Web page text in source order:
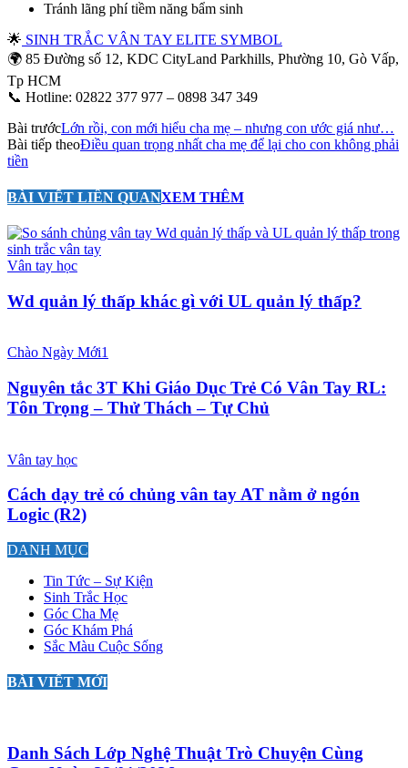
Tránh lãng phí tiềm năng bẩm sinh
🌟 SINH TRẮC VÂN TAY ELITE SYMBOL
🌍 85 Đường số 12, KDC CityLand Parkhills, Phường 10, Gò Vấp,
Tp HCM
📞 Hotline: 02822 377 977 – 0898 347 349
Bài trướcLớn rồi, con mới hiểu cha mẹ – nhưng con ước giá như…
Bài tiếp theoĐiều quan trọng nhất cha mẹ để lại cho con không phải
tiền
BÀI VIẾT LIÊN QUANXEM THÊM
Vân tay học
Wd quản lý thấp khác gì với UL quản lý thấp?
Chào Ngày Mới1
Nguyên tắc 3T Khi Giáo Dục Trẻ Có Vân Tay RL:
Tôn Trọng – Thử Thách – Tự Chủ
Vân tay học
Cách dạy trẻ có chủng vân tay AT nằm ở ngón
Logic (R2)
DANH MỤC
Tin Tức – Sự Kiện
Sinh Trắc Học
Góc Cha Mẹ
Góc Khám Phá
Sắc Màu Cuộc Sống
BÀI VIẾT MỚI
Danh Sách Lớp Nghệ Thuật Trò Chuyện Cùng